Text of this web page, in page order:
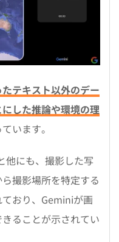
テキスト以外のデー
した推論や環境の理
います。
他にも、撮影した写
撮影場所を特定する
おり、Geminiが画
ることが示されてい